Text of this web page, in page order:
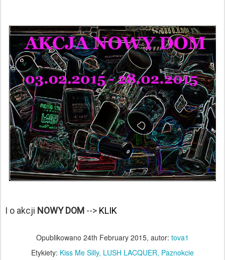
I o akcji NOWY DOM --> KLIK
Opublikowano 24th February 2015, autor: tova1
Etykiety: Kiss Me Silly LUSH LACQUER Paznokcie